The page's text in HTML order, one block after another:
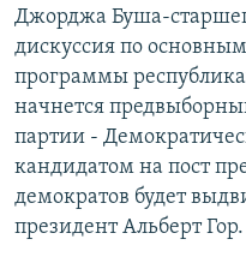
Все сайты РСЕ/РС
Джорджа Буша-
дискуcсия по
программы
начнется
партии -
кандидатом на пост
демократов будет
президент Альберт Гор.